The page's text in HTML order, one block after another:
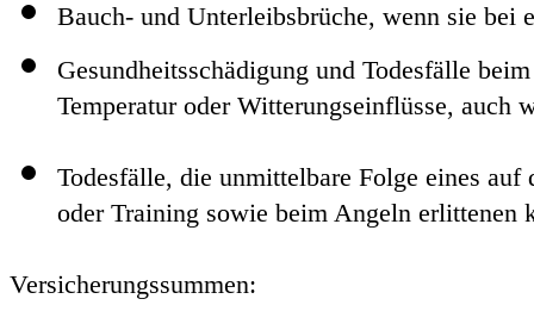
Bauch- und Unterleibsbrüche, wenn sie bei
Gesundheitsschädigung und Todesfälle
Temperatur oder Witterungseinflüsse,
Todesfälle, die unmittelbare Folge eines
oder Training sowie beim Angeln erlittenen
Versicherungssummen: